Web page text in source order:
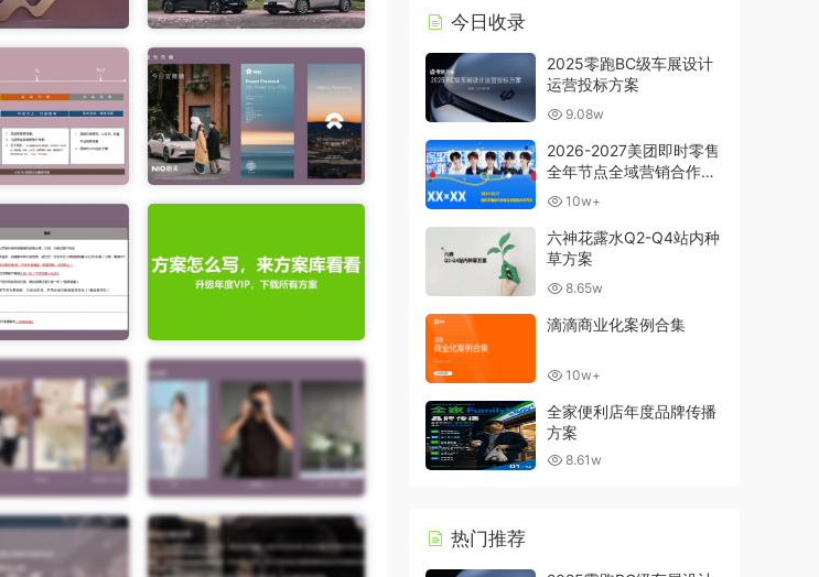
今日收录
2025零跑BC级车展设计
运营投标方案
9.08w
2026-2027美团即时零售
全年节点全域营销合作方
案 10w+
六神花露水Q2-Q4站内种
草方案
8.65w
滴滴商业化案例合集
10w+
全家便利店年度品牌传播
方案
8.61w
热门推荐